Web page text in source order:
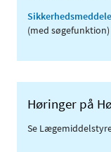
(med søgefunktion)
Høringer på
Se